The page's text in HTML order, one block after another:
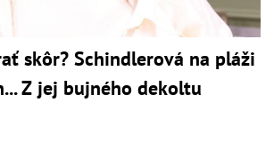
skôr? Schindlerová na pláži
Z jej bujného dekoltu